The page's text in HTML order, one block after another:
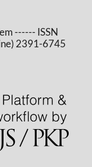
------ ISSN
2391-6745